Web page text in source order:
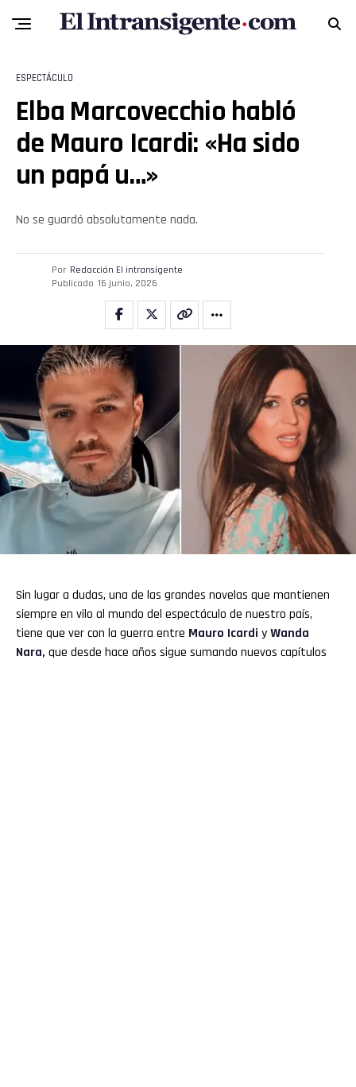
ESPECTÁCULO
Elba Marcovecchio habló
de Mauro Icardi: «Ha sido
un papá u…»
No se guardó absolutamente nada.
Por Redacción El intransigente
Publicado 16 junio, 2026
Sin lugar a dudas, una de las grandes novelas que mantienen
siempre en vilo al mundo del espectáculo de nuestro país,
tiene que ver con la guerra entre Mauro Icardi yWanda
Nara, que desde hace años sigue sumando nuevos capítulos